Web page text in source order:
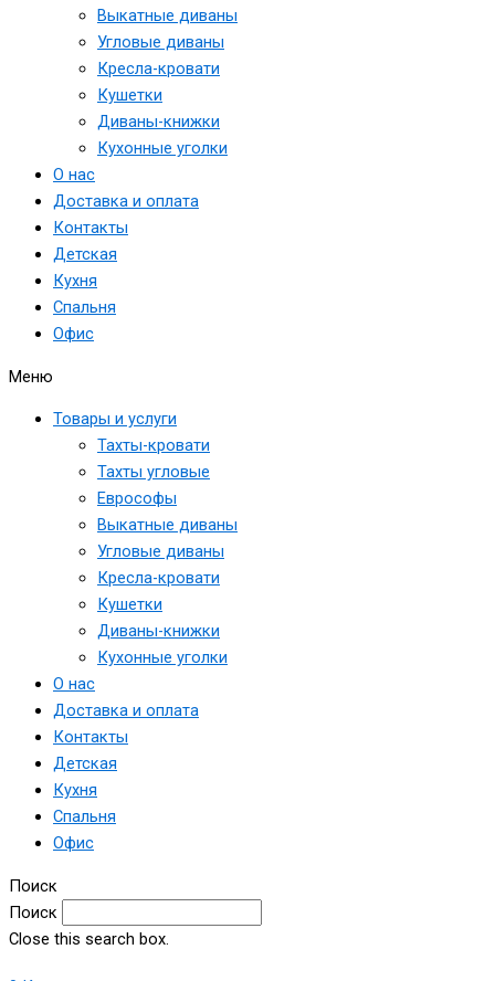
Выкатные диваны
Угловые диваны
Кресла-кровати
Кушетки
Диваны-книжки
Кухонные уголки
О нас
Доставка и оплата
Контакты
Детская
Кухня
Спальня
Офис
Меню
Товары и услуги
Тахты-кровати
Тахты угловые
Еврософы
Выкатные диваны
Угловые диваны
Кресла-кровати
Кушетки
Диваны-книжки
Кухонные уголки
О нас
Доставка и оплата
Контакты
Детская
Кухня
Спальня
Офис
Поиск
Поиск
Close this search box.